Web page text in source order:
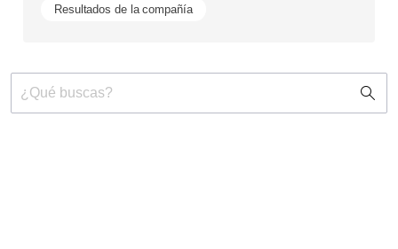
Resultados de la compañía
de